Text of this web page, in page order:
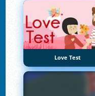
Love Test